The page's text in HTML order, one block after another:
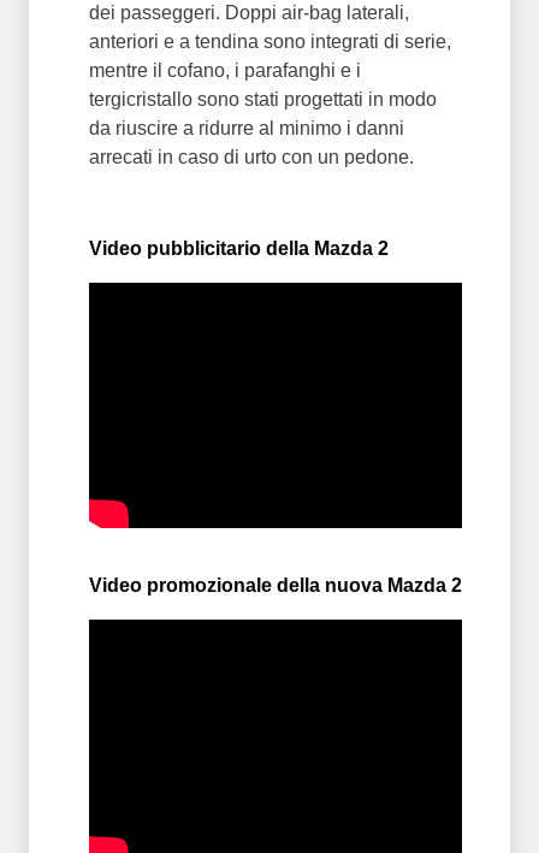
dei passeggeri. Doppi air-bag laterali,
anteriori e a tendina sono integrati di serie,
mentre il cofano, i parafanghi e i
tergicristallo sono stati progettati in modo
da riuscire a ridurre al minimo i danni
arrecati in caso di urto con un pedone.
Video pubblicitario della Mazda 2
Video promozionale della nuova Mazda 2